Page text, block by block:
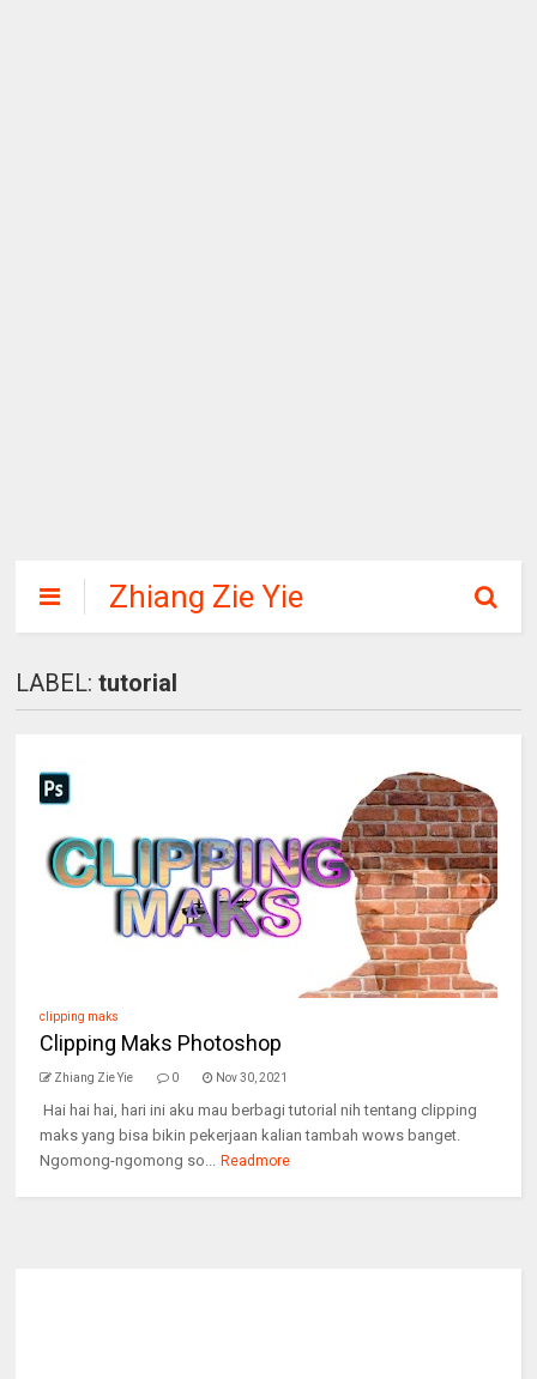
Zhiang Zie Yie
LABEL:tutorial
clipping maks
Clipping Maks Photoshop
Zhiang Zie Yie 0 Nov 30, 2021
Hai hai hai, hari ini aku mau berbagi tutorial nih tentang clipping
maks yang bisa bikin pekerjaan kalian tambah wows banget.
Ngomong-ngomong so... Readmore